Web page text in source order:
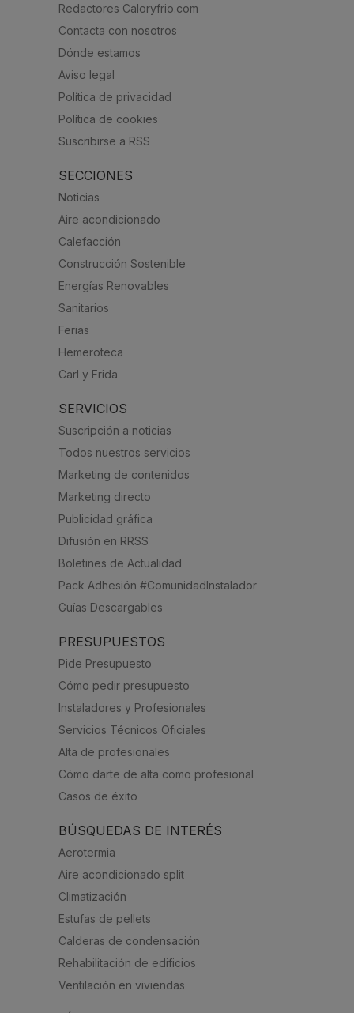
Redactores Caloryfrio.com
Contacta con nosotros
Dónde estamos
Aviso legal
Política de privacidad
Política de cookies
Suscribirse a RSS
SECCIONES
Noticias
Aire acondicionado
Calefacción
Construcción Sostenible
Energías Renovables
Sanitarios
Ferias
Hemeroteca
Carl y Frida
SERVICIOS
Suscripción a noticias
Todos nuestros servicios
Marketing de contenidos
Marketing directo
Publicidad gráfica
Difusión en RRSS
Boletines de Actualidad
Pack Adhesión #ComunidadInstalador
Guías Descargables
PRESUPUESTOS
Pide Presupuesto
Cómo pedir presupuesto
Instaladores y Profesionales
Servicios Técnicos Oficiales
Alta de profesionales
Cómo darte de alta como profesional
Casos de éxito
BÚSQUEDAS DE INTERÉS
Aerotermia
Aire acondicionado split
Climatización
Estufas de pellets
Calderas de condensación
Rehabilitación de edificios
Ventilación en viviendas